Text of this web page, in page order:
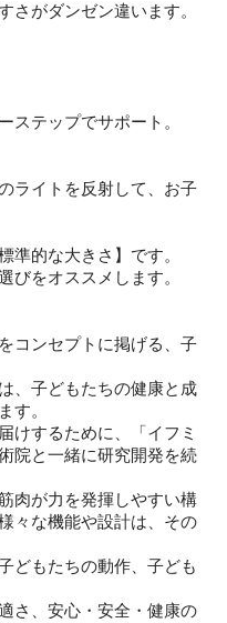
さがダンゼン違います。
ステップでサポート。
ライトを反射して、お子
準的な大きさ】です。
びをオススメします。
コンセプトに掲げる、子
、子どもたちの健康と成
す。
けするために、「イフミ
院と一緒に研究開発を続
肉が力を発揮しやすい構
々な機能や設計は、その
どもたちの動作、子ども
さ、安心・安全・健康の